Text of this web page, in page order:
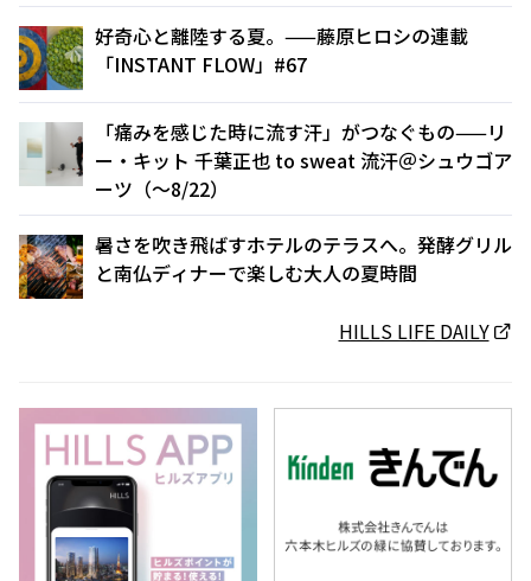
好奇心と離陸する夏。——藤原ヒロシの連載
「INSTANT FLOW」#67
「痛みを感じた時に流す汗」がつなぐもの——リ
ー・キット 千葉正也 to sweat 流汗＠シュウゴア
ーツ（〜8/22）
暑さを吹き飛ばすホテルのテラスへ。発酵グリル
と南仏ディナーで楽しむ大人の夏時間
HILLS LIFE DAILY